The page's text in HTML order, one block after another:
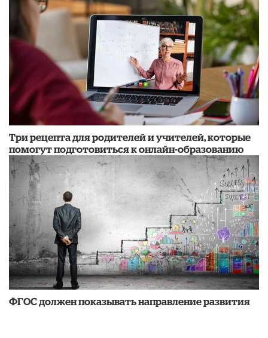
Три рецепта для родителей и учителей, которые
помогут подготовиться к онлайн-образованию
ФГОС должен показывать направление развития